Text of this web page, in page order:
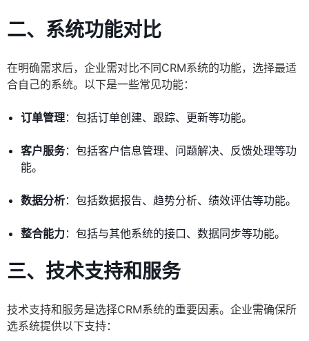
二、系统功能对比
在明确需求后，企业需对比不同CRM系统的功能，选择最适
合自己的系统。以下是一些常见功能：
订单管理：包括订单创建、跟踪、更新等功能。
客户服务：包括客户信息管理、问题解决、反馈处理等功
能。
数据分析：包括数据报告、趋势分析、绩效评估等功能。
整合能力：包括与其他系统的接口、数据同步等功能。
三、技术支持和服务
技术支持和服务是选择CRM系统的重要因素。企业需确保所
选系统提供以下支持：